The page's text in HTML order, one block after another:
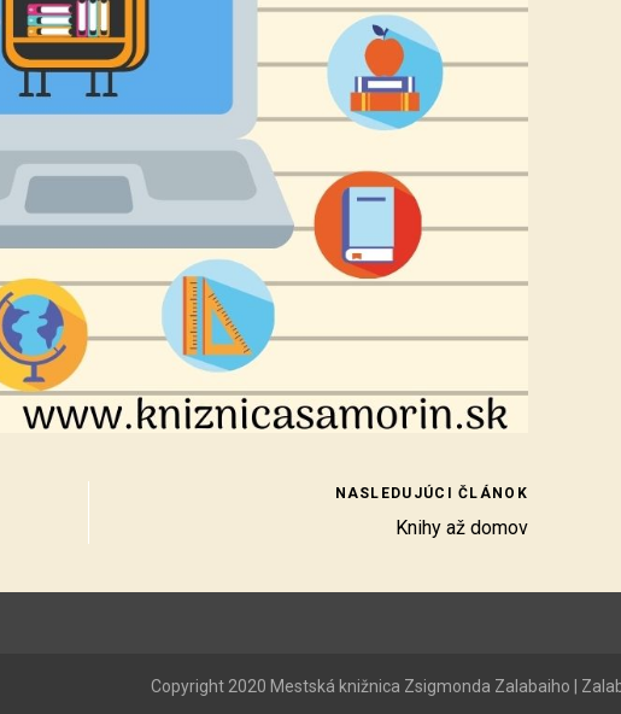
NASLEDUJÚCI ČLÁNOK
Knihy až domov
Copyright 2020 Mestská knižnica Zsigmonda Zalabaiho |